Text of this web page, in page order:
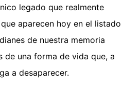
legado que realmente
aparecen hoy en el listado
de nuestra memoria
una forma de vida que, a
a desaparecer.